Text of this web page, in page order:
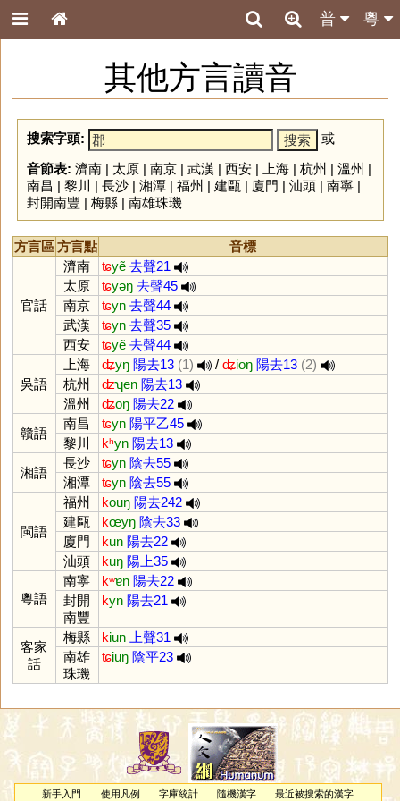
粵
普
其他方言讀音
搜索字頭:
或
音節表: 濟南| 太原| 南京| 武漢 | 西安| 上海| 杭州 | 溫州 |
南昌 | 黎川 | 長沙| 湘潭| 福州 | 建甌 | 廈門 | 汕頭| 南寧|
封開南豐 | 梅縣| 南雄珠璣
方言區方言點 音標
官話
濟南 ʨyẽ 去聲21
太原
ʨyəŋ 去聲45
南京
ʨyn 去聲44
武漢
ʨyn 去聲35
西安
ʨyẽ 去聲44
吳語
上海 ʥyŋ 陽去13 (1) / ʥioŋ 陽去13 (2)
杭州
ʣʮen 陽去13
溫州
ʥoŋ 陽去22
贛語
南昌 ʨyn 陽平乙45
黎川
kʰyn 陽去13
湘語
長沙 ʨyn 陰去55
湘潭
ʨyn 陰去55
閩語
福州 kouŋ 陽去242
建甌
kœyŋ 陰去33
廈門
kun 陽去22
汕頭
kuŋ 陽上35
粵語
南寧 kʷɐn 陽去22
封開
南豐
kyn 陽去21
客家
話
梅縣 kiun
上聲31
南雄
珠璣
ʨiuŋ 陰平23
新手入門 使用凡例 字庫統計 隨機漢字 最近被搜索的漢字